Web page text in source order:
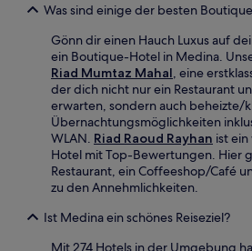
Was sind einige der besten
Gönn dir einen Hauch Luxus auf
ein Boutique-Hotel in Medina.
Riad Mumtaz Mahal, eine
der dich nicht nur ein Restaurant
erwarten, sondern auch beheizte/
Übernachtungsmöglichkeiten
WLAN. Riad Raoud Rayhan ist
Hotel mit Top-Bewertungen. Hier
Restaurant, ein Coffeeshop/Café
zu den Annehmlichkeiten.
Ist Medina ein schönes Reiseziel?
Mit 274 Hotels in der Umgebung